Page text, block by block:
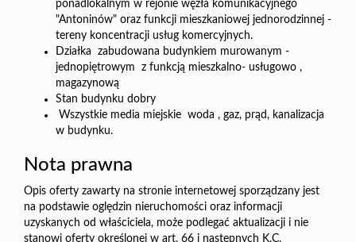
ponadlokalnym w rejonie węzła komunikacyjnego
"Antoninów" oraz funkcji mieszkaniowej jednorodzinnej -
tereny koncentracji usług komercyjnych.
Działka zabudowana budynkiem murowanym -
jednopiętrowym z funkcją mieszkalno- usługowo ,
magazynową
Stan budynku dobry
Wszystkie media miejskie woda , gaz, prąd, kanalizacja
w budynku.
Nota prawna
Opis oferty zawarty na stronie internetowej sporządzany jest
na podstawie oględzin nieruchomości oraz informacji
uzyskanych od właściciela, może podlegać aktualizacji i nie
stanowi oferty określonej w art. 66 i następnych K.C.